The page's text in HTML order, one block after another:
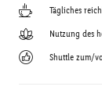
Tägliches
Nutzung des
Shuttle zum/